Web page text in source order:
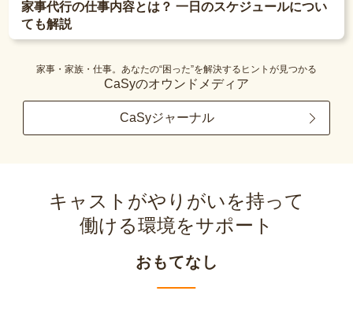
家事代行の仕事内容とは？ 一日のスケジュールについ
ても解説
家事・家族・仕事。あなたの“困った”を解決するヒントが見つかる
CaSyのオウンドメディア
CaSyジャーナル
キャストがやりがいを持って
働ける環境をサポート
おもてなし